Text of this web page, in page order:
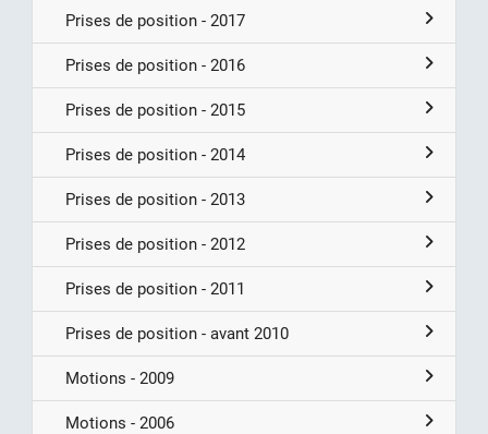
Prises de position - 2017
Prises de position - 2016
Prises de position - 2015
Prises de position - 2014
Prises de position - 2013
Prises de position - 2012
Prises de position - 2011
Prises de position - avant 2010
Motions - 2009
Motions - 2006